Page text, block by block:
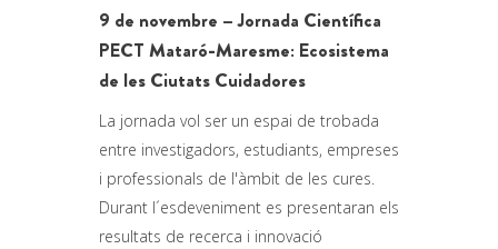
9 de novembre – Jornada Científica
PECT Mataró-Maresme: Ecosistema
de les Ciutats Cuidadores
La jornada vol ser un espai de trobada
entre investigadors, estudiants, empreses
i professionals de l'àmbit de les cures.
Durant l´esdeveniment es presentaran els
resultats de recerca i innovació